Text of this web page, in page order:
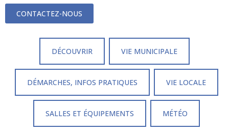
CONTACTEZ-NOUS
DÉCOUVRIR VIE MUNICIPALE
DÉMARCHES, INFOS PRATIQUES VIE LOCALE
SALLES ET ÉQUIPEMENTS MÉTÉO